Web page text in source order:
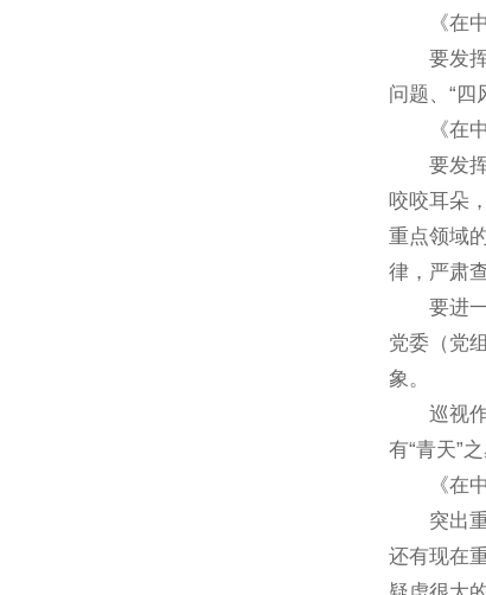
《在中
要发挥
问题、“四
《在中
要发挥
咬咬耳朵
重点领域
律，严肃
要进一
党委（党
象。
巡视作
有“青天”
《在中
突出重
还有现在